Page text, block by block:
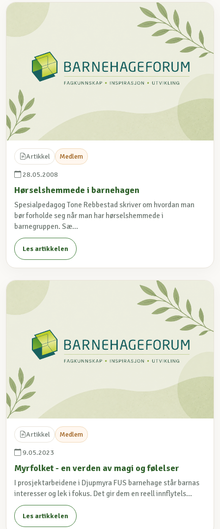
Artikkel Medlem
28.05.2008
Hørselshemmede i barnehagen
Spesialpedagog Tone Rebbestad skriver om hvordan man
bør forholde seg når man har hørselshemmede i
barnegruppen. Sæ...
Les artikkelen
Artikkel Medlem
9.05.2023
Myrfolket - en verden av magi og følelser
I prosjektarbeidene i Djupmyra FUS barnehage står barnas
interesser og lek i fokus. Det gir dem en reell innflytels...
Les artikkelen